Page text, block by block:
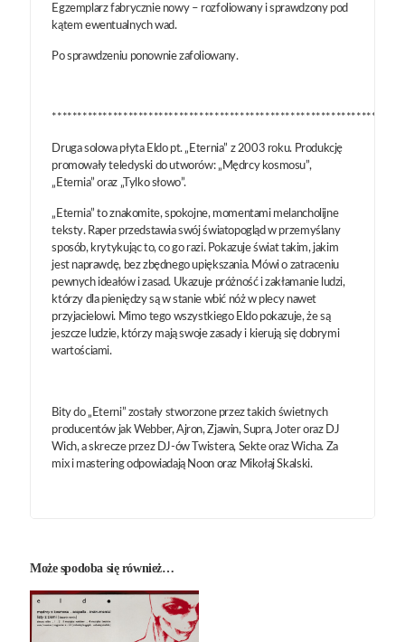
Egzemplarz fabrycznie nowy – rozfoliowany i sprawdzony pod
kątem ewentualnych wad.
Po sprawdzeniu ponownie zafoliowany.
Druga solowa płyta Eldo pt. „Eternia” z 2003 roku. Produkcję
promowały teledyski do utworów: „Mędrcy kosmosu”,
„Eternia” oraz „Tylko słowo”.
„Eternia” to znakomite, spokojne, momentami melancholijne
teksty. Raper przedstawia swój światopogląd w przemyślany
sposób, krytykując to, co go razi. Pokazuje świat takim, jakim
jest naprawdę, bez zbędnego upiększania. Mówi o zatraceniu
pewnych ideałów i zasad. Ukazuje próżność i zakłamanie ludzi,
którzy dla pieniędzy są w stanie wbić nóż w plecy nawet
przyjacielowi. Mimo tego wszystkiego Eldo pokazuje, że są
jeszcze ludzie, którzy mają swoje zasady i kierują się dobrymi
wartościami.
Bity do „Eterni” zostały stworzone przez takich świetnych
producentów jak Webber, Ajron, Zjawin, Supra, Joter oraz DJ
Wich, a skrecze przez DJ-ów Twistera, Sekte oraz Wicha. Za
mix i mastering odpowiadają Noon oraz Mikołaj Skalski.
Może spodoba się również…